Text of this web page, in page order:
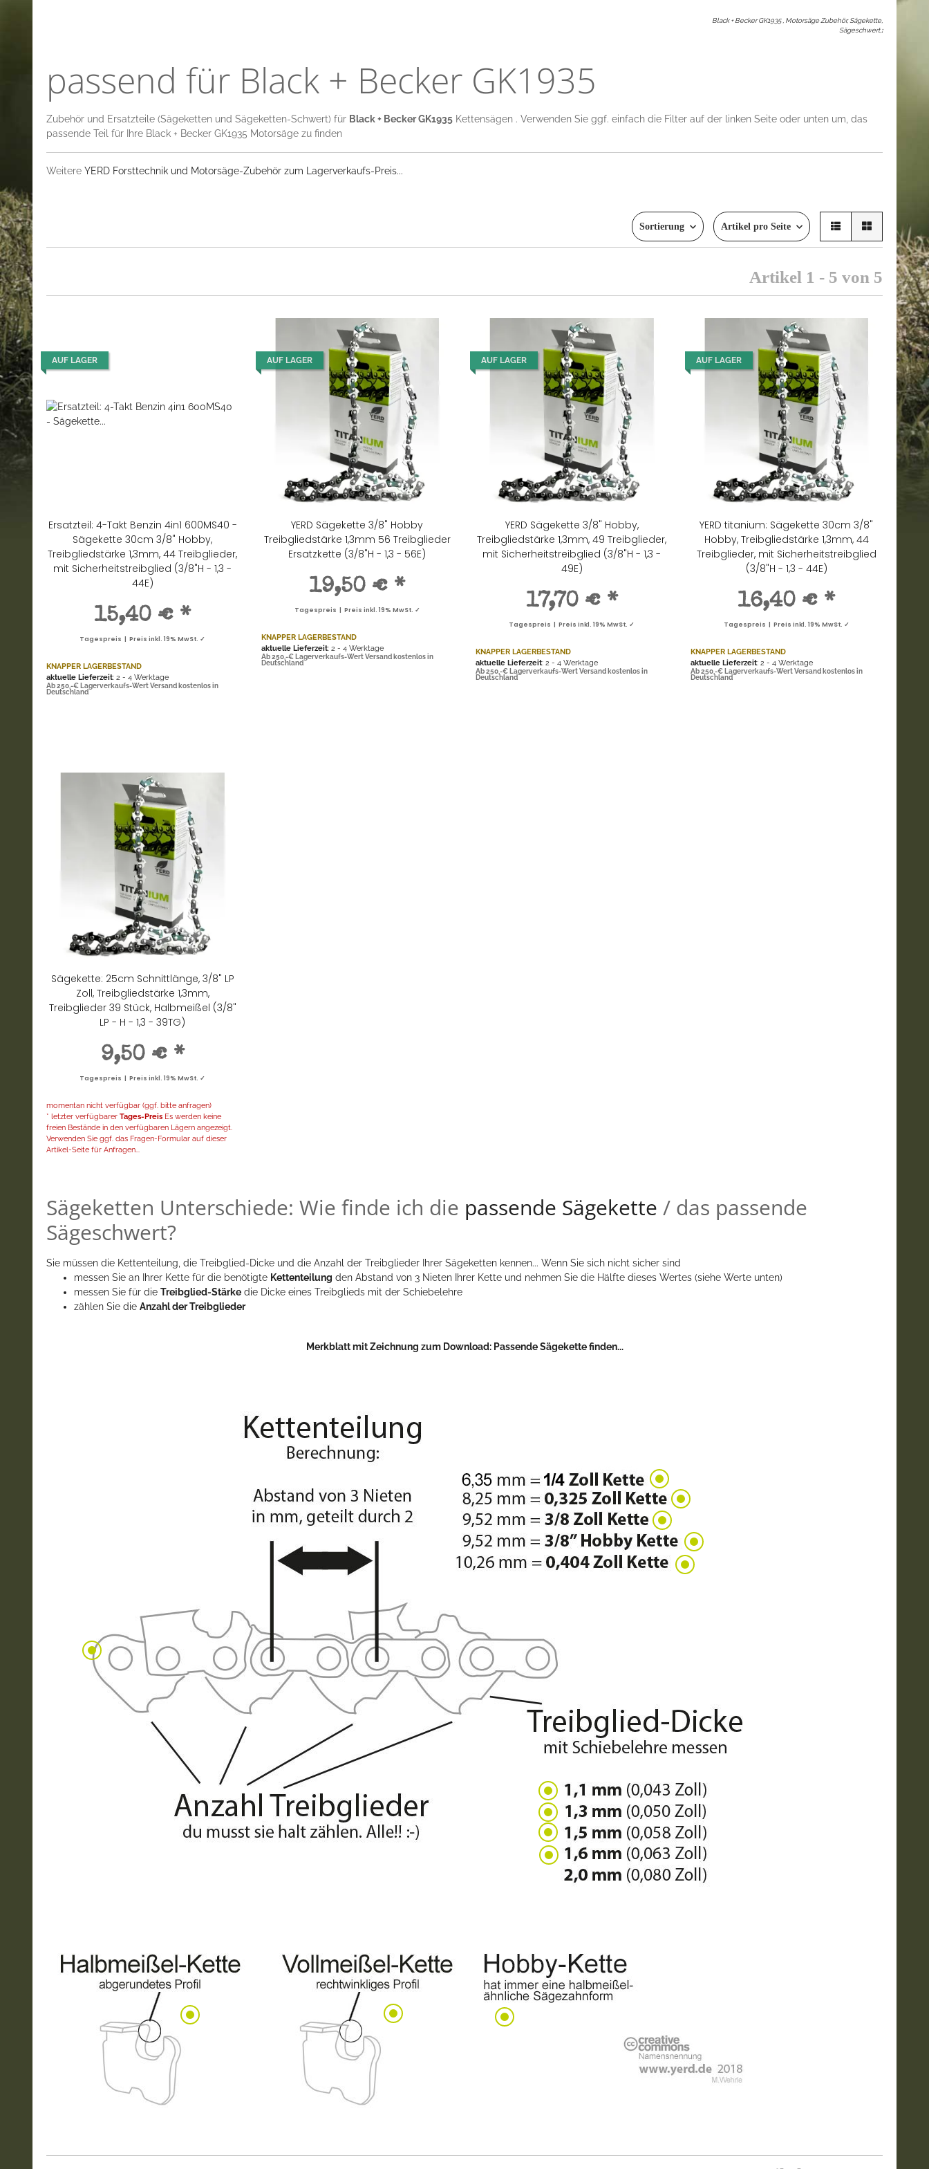
Black + Becker GK1935 , Motorsäge Zubehör, Sägekette,
Sägeschwert,:
passend für Black + Becker GK1935
Zubehör und Ersatzteile (Sägeketten und Sägeketten-Schwert) für Black + Becker GK1935 Kettensägen . Verwenden Sie ggf. einfach die Filter auf der linken Seite oder unten um, das
passende Teil für Ihre Black + Becker GK1935 Motorsäge zu finden
Weitere YERD Forsttechnik und Motorsäge-Zubehör zum Lagerverkaufs-Preis...
Sortierung Artikel pro Seite
Artikel 1 - 5 von 5
AUF LAGER
Ersatzteil: 4-Takt Benzin 4in1 600MS40 -
Sägekette 30cm 3/8" Hobby,
Treibgliedstärke 1,3mm, 44 Treibglieder,
mit Sicherheitstreibglied (3/8"H - 1,3 -
44E)
15,40 € *
Tagespreis | Preis inkl. 19% MwSt. ✓
KNAPPER LAGERBESTAND
aktuelle Lieferzeit: 2 - 4 Werktage
Ab 250,-€ Lagerverkaufs-Wert Versand kostenlos in
Deutschland
AUF LAGER
YERD Sägekette 3/8" Hobby
Treibgliedstärke 1,3mm 56 Treibglieder
Ersatzkette (3/8"H - 1,3 - 56E)
19,50 € *
Tagespreis | Preis inkl. 19% MwSt. ✓
KNAPPER LAGERBESTAND
aktuelle Lieferzeit: 2 - 4 Werktage
Ab 250,-€ Lagerverkaufs-Wert Versand kostenlos in
Deutschland
AUF LAGER
YERD Sägekette 3/8" Hobby,
Treibgliedstärke 1,3mm, 49 Treibglieder,
mit Sicherheitstreibglied (3/8"H - 1,3 -
49E)
17,70 € *
Tagespreis | Preis inkl. 19% MwSt. ✓
KNAPPER LAGERBESTAND
aktuelle Lieferzeit: 2 - 4 Werktage
Ab 250,-€ Lagerverkaufs-Wert Versand kostenlos in
Deutschland
AUF LAGER
YERD titanium: Sägekette 30cm 3/8"
Hobby, Treibgliedstärke 1,3mm, 44
Treibglieder, mit Sicherheitstreibglied
(3/8"H - 1,3 - 44E)
16,40 € *
Tagespreis | Preis inkl. 19% MwSt. ✓
KNAPPER LAGERBESTAND
aktuelle Lieferzeit: 2 - 4 Werktage
Ab 250,-€ Lagerverkaufs-Wert Versand kostenlos in
Deutschland
Sägekette: 25cm Schnittlänge, 3/8" LP
Zoll, Treibgliedstärke 1,3mm,
Treibglieder 39 Stück, Halbmeißel (3/8"
LP - H - 1,3 - 39TG)
9,50 € *
Tagespreis | Preis inkl. 19% MwSt. ✓
momentan nicht verfügbar (ggf. bitte anfragen)
* letzter verfügbarer Tages-Preis Es werden keine
freien Bestände in den verfügbaren Lägern angezeigt.
Verwenden Sie ggf. das Fragen-Formular auf dieser
Artikel-Seite für Anfragen...
Sägeketten Unterschiede: Wie finde ich die passende Sägekette / das passende
Sägeschwert?
Sie müssen die Kettenteilung, die Treibglied-Dicke und die Anzahl der Treibglieder Ihrer Sägeketten kennen... Wenn Sie sich nicht sicher sind
messen Sie an Ihrer Kette für die benötigte Kettenteilung den Abstand von 3 Nieten Ihrer Kette und nehmen Sie die Hälfte dieses Wertes (siehe Werte unten)
messen Sie für die Treibglied-Stärke die Dicke eines Treibglieds mit der Schiebelehre
zählen Sie die Anzahl der Treibglieder
Merkblatt mit Zeichnung zum Download: Passende Sägekette finden...